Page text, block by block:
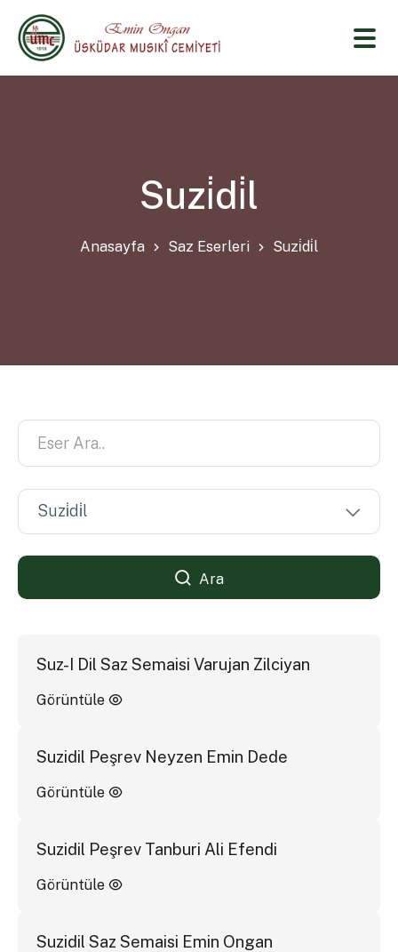
Suzi̇di̇l
Anasayfa Saz Eserleri Suzi̇di̇l
Ara
Suz-I Dil Saz Semaisi Varujan Zilciyan
Görüntüle
Suzidil Peşrev Neyzen Emin Dede
Görüntüle
Suzidil Peşrev Tanburi Ali Efendi
Görüntüle
Suzidil Saz Semaisi Emin Ongan